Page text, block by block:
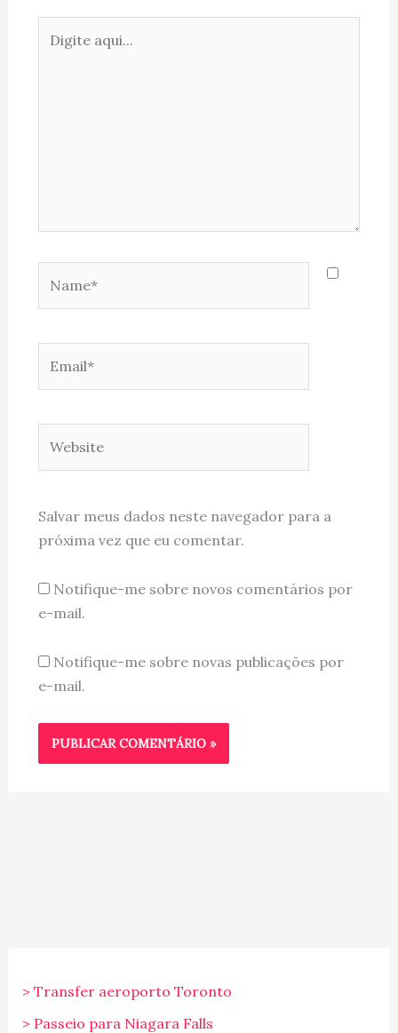
aqui...
Salvar meus dados neste navegador para a
próxima vez que eu comentar.
Notifique-me sobre novos comentários por
e-mail.
Notifique-me sobre novas publicações por
e-mail.
> Transfer aeroporto Toronto
> Passeio para Niagara Falls